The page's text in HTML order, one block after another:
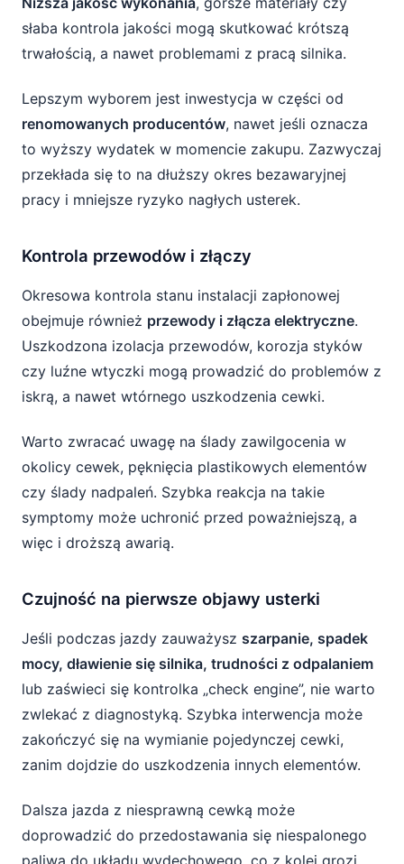
słaba kontrola jakości mogą skutkować krótszą
trwałością, a nawet problemami z pracą silnika.
Lepszym wyborem jest inwestycja w części od
renomowanych producentów, nawet jeśli oznacza
to wyższy wydatek w momencie zakupu. Zazwyczaj
przekłada się to na dłuższy okres bezawaryjnej
pracy i mniejsze ryzyko nagłych usterek.
Kontrola przewodów i złączy
Okresowa kontrola stanu instalacji zapłonowej
obejmuje również przewody i złącza elektryczne.
Uszkodzona izolacja przewodów, korozja styków
czy luźne wtyczki mogą prowadzić do problemów z
iskrą, a nawet wtórnego uszkodzenia cewki.
Warto zwracać uwagę na ślady zawilgocenia w
okolicy cewek, pęknięcia plastikowych elementów
czy ślady nadpaleń. Szybka reakcja na takie
symptomy może uchronić przed poważniejszą, a
więc i droższą awarią.
Czujność na pierwsze objawy usterki
Jeśli podczas jazdy zauważysz szarpanie, spadek
mocy, dławienie się silnika, trudności z odpalaniem
lub zaświeci się kontrolka „check engine”, nie warto
zwlekać z diagnostyką. Szybka interwencja może
zakończyć się na wymianie pojedynczej cewki,
zanim dojdzie do uszkodzenia innych elementów.
Dalsza jazda z niesprawną cewką może
doprowadzić do przedostawania się niespalonego
paliwa do układu wydechowego, co z kolei grozi